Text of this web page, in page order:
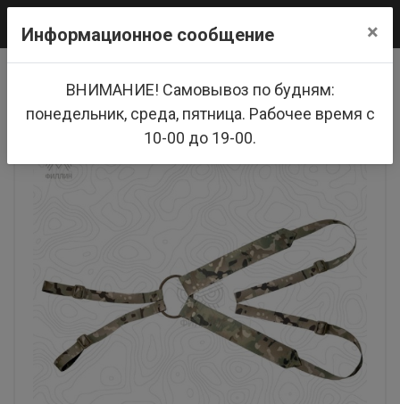
Плечевые лямки для боевого пояса FILLIN (Мох / Атакс Фг)
Информационное сообщение ×
ВНИМАНИЕ! Самовывоз по будням:
понедельник, среда, пятница. Рабочее время с
10-00 до 19-00.